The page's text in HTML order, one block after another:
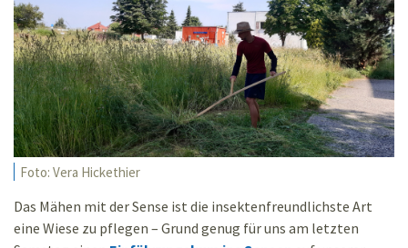
Foto: Vera Hickethier
Das Mähen mit der Sense ist die insektenfreundlichste Art
eine Wiese zu pflegen – Grund genug für uns am letzten